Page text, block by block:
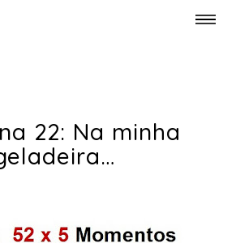
22: Na minha